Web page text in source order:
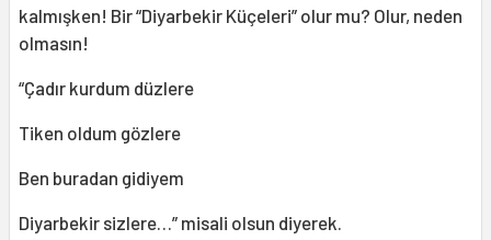
kalmışken! Bir “Diyarbekir Küçeleri” olur mu? Olur, neden
olmasın!
“Çadır kurdum düzlere
Tiken oldum gözlere
Ben buradan gidiyem
Diyarbekir sizlere…” misali olsun diyerek.